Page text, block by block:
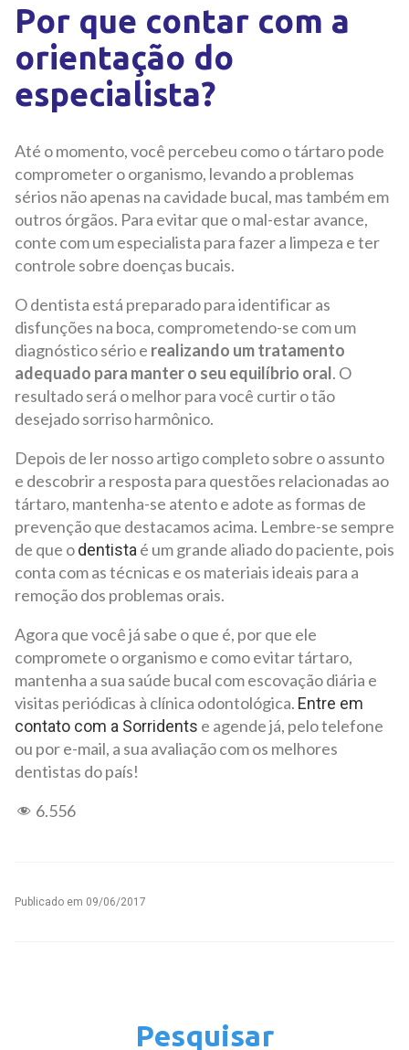
Por que contar com a
orientação do
especialista?
Até o momento, você percebeu como o tártaro pode
comprometer o organismo, levando a problemas
sérios não apenas na cavidade bucal, mas também em
outros órgãos. Para evitar que o mal-estar avance,
conte com um especialista para fazer a limpeza e ter
controle sobre doenças bucais.
O dentista está preparado para identificar as
disfunções na boca, comprometendo-se com um
diagnóstico sério e realizando um tratamento
adequado para manter o seu equilíbrio oral. O
resultado será o melhor para você curtir o tão
desejado sorriso harmônico.
Depois de ler nosso artigo completo sobre o assunto
e descobrir a resposta para questões relacionadas ao
tártaro, mantenha-se atento e adote as formas de
prevenção que destacamos acima. Lembre-se sempre
de que odentista é um grande aliado do paciente, pois
conta com as técnicas e os materiais ideais para a
remoção dos problemas orais.
Agora que você já sabe o que é, por que ele
compromete o organismo e como evitar tártaro,
mantenha a sua saúde bucal com escovação diária e
visitas periódicas à clínica odontológica. Entre em
contato com a Sorridents e agende já, pelo telefone
ou por e-mail, a sua avaliação com os melhores
dentistas do país!
6.556
Publicado em 09/06/2017
Pesquisar